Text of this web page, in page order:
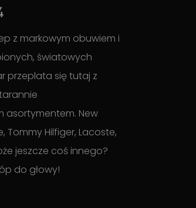
z markowym obuwiem i
światowych
przeplata się tutaj z
asortymentem. New
Tommy Hilfiger, Lacoste,
jeszcze coś innego?
do głowy!